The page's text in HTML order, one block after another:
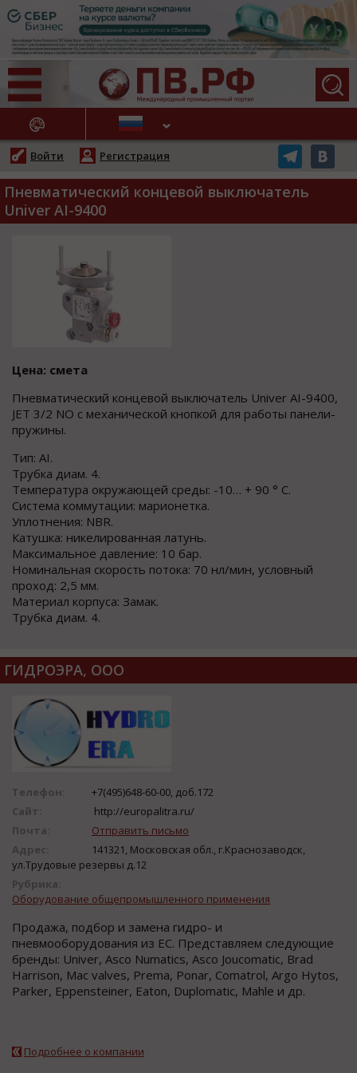
НОВОСТИ
Войти Регистрация
Пневматический концевой выключатель
Univer AI-9400
Цена: смета
Пневматический концевой выключатель Univer AI-9400,
JET 3/2 NO с механической кнопкой для работы панели-
пружины.
Тип: AI.
Трубка диам. 4.
Температура окружающей среды: -10… + 90 ° С.
Система коммутации: марионетка.
Уплотнения: NBR.
Катушка: никелированная латунь.
Максимальное давление: 10 бар.
Номинальная скорость потока: 70 нл/мин, условный
проход: 2,5 мм.
Материал корпуса: Замак.
Трубка диам. 4.
ГИДРОЭРА, ООО
Телефон:
+7(495)648-60-00, доб.172
Сайт:
http://europalitra.ru/
Почта:
Отправить письмо
Адрес:
141321, Московская обл., г.Краснозаводск,
ул.Трудовые резервы д.12
Рубрика:
Оборудование общепромышленного применения
Продажа, подбор и замена гидро- и
пневмооборудования из ЕС. Представляем следующие
бренды: Univer, Asco Numatics, Asco Joucomatic, Brad
Harrison, Mac valves, Prema, Ponar, Comatrol, Argo Hytos,
Parker, Eppensteiner, Eaton, Duplomatic, Mahle и др.
Подробнее о компании